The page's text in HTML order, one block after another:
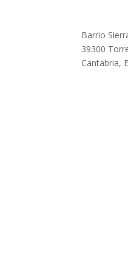
Barrio
39300
Cantabria,